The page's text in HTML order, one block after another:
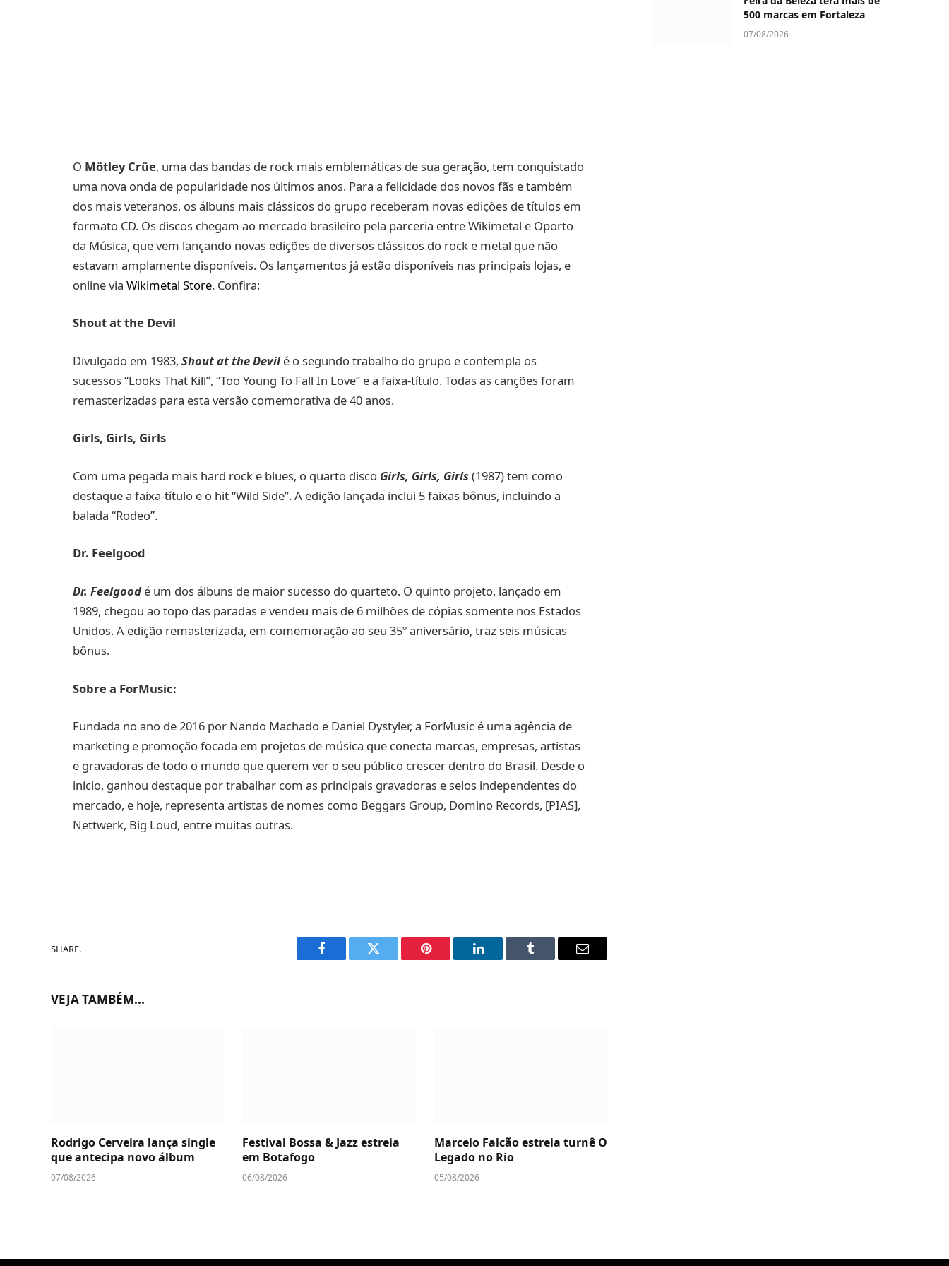
O Mötley Crüe, uma das bandas de rock mais emblemáticas de sua geração, tem conquistado
uma nova onda de popularidade nos últimos anos. Para a felicidade dos novos fãs e também
dos mais veteranos, os álbuns mais clássicos do grupo receberam novas edições de títulos em
formato CD. Os discos chegam ao mercado brasileiro pela parceria entre Wikimetal e Oporto
da Música, que vem lançando novas edições de diversos clássicos do rock e metal que não
estavam amplamente disponíveis. Os lançamentos já estão disponíveis nas principais lojas, e
online via Wikimetal Store. Confira:
Shout at the Devil
Divulgado em 1983, Shout at the Devilé o segundo trabalho do grupo e contempla os
sucessos “Looks That Kill”, “Too Young To Fall In Love” e a faixa-título. Todas as canções foram
remasterizadas para esta versão comemorativa de 40 anos.
Girls, Girls, Girls
Com uma pegada mais hard rock e blues, o quarto disco Girls, Girls, Girls(1987) tem como
destaque a faixa-título e o hit “Wild Side”. A edição lançada inclui 5 faixas bônus, incluindo a
balada “Rodeo”.
Dr. Feelgood
Dr. Feelgoodé um dos álbuns de maior sucesso do quarteto. O quinto projeto, lançado em
1989, chegou ao topo das paradas e vendeu mais de 6 milhões de cópias somente nos Estados
Unidos. A edição remasterizada, em comemoração ao seu 35º aniversário, traz seis músicas
bônus.
Sobre a ForMusic:
Fundada no ano de 2016 por Nando Machado e Daniel Dystyler, a ForMusic é uma agência de
marketing e promoção focada em projetos de música que conecta marcas, empresas, artistas
e gravadoras de todo o mundo que querem ver o seu público crescer dentro do Brasil. Desde o
início, ganhou destaque por trabalhar com as principais gravadoras e selos independentes do
mercado, e hoje, representa artistas de nomes como Beggars Group, Domino Records, [PIAS],
Nettwerk, Big Loud, entre muitas outras.
SHARE.
Facebook Twitter Pinterest LinkedIn Tumblr Email
VEJA TAMBÉM...
Rodrigo Cerveira lança single
que antecipa novo álbum
07/08/2026
Festival Bossa & Jazz estreia
em Botafogo
06/08/2026
Marcelo Falcão estreia turnê O
Legado no Rio
05/08/2026
500 marcas em Fortaleza
07/08/2026